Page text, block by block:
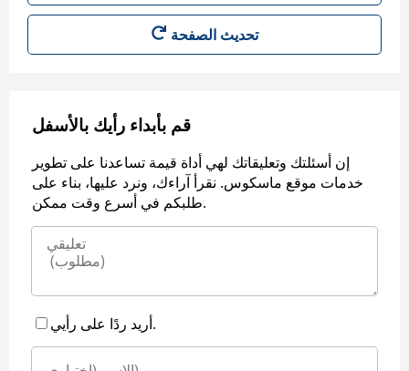
تحديث الصفحة
قم بأبداء رأيك بالأسفل
إن أسئلتك وتعليقاتك لهي أداة قيمة تساعدنا على تطوير
خدمات موقع ماسكوس. نقرأ آراءك، ونرد عليها، بناء على
طلبكم في أسرع وقت ممكن.
أريد ردًا على رأيي.